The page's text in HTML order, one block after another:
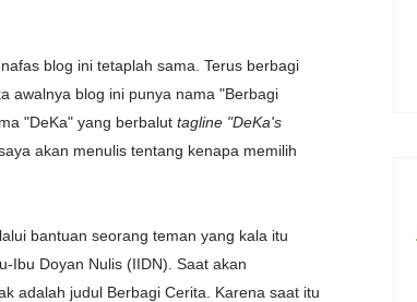
blog ini tetaplah sama. Terus berbagi
awalnya blog ini punya nama "Berbagi
"DeKa" yang berbalut tagline "DeKa's
akan menulis tentang kenapa memilih
bantuan seorang teman yang kala itu
Ibu Doyan Nulis (IIDN). Saat akan
adalah judul Berbagi Cerita. Karena saat itu